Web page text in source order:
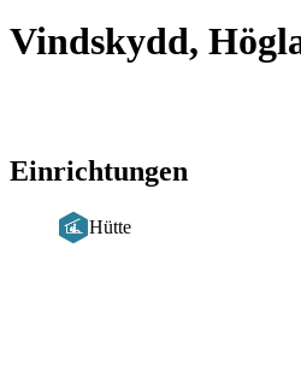
Vindskydd,
Einrichtungen
Hütte